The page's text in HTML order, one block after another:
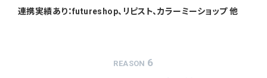
連携実績あり：futureshop、リピスト、カラーミーショップ 他
REASON 6